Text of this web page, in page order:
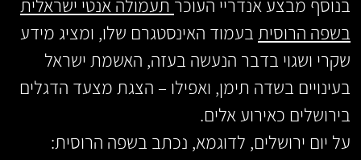
בנוסף מבצע אנדריי העוכר תעמולה אנטי ישראלית
בשפה הרוסית בעמוד האינסטגרם שלו, ומציג מידע
שקרי ושגוי בדבר הנעשה בעזה, האשמת ישראל
בעינויים בשדה תימן, ואפילו – הצגת מצעד הדגלים
בירושלים כאירוע אלים.
על יום ירושלים, לדוגמא, נכתב בשפה הרוסית: